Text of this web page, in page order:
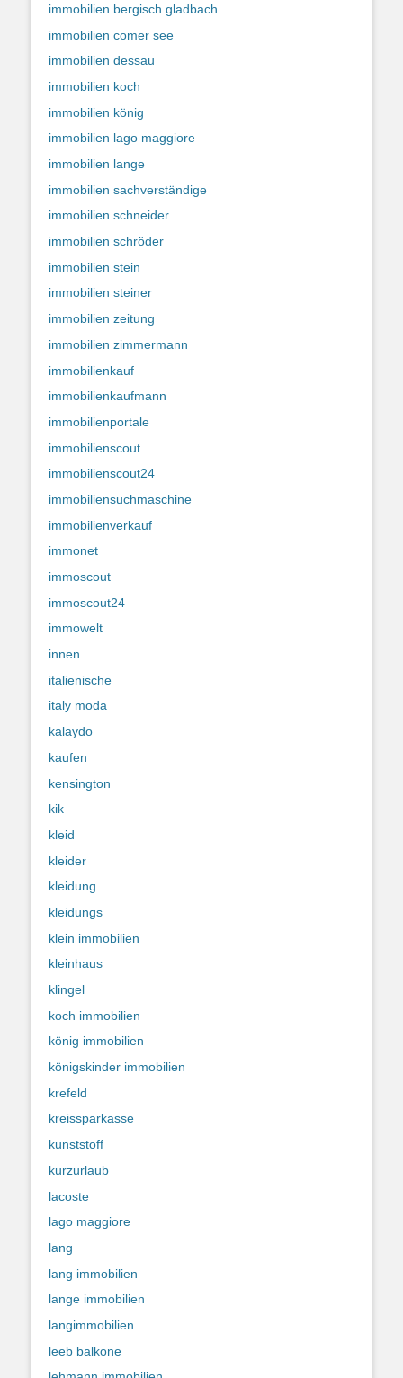
immobilien bergisch gladbach
immobilien comer see
immobilien dessau
immobilien koch
immobilien könig
immobilien lago maggiore
immobilien lange
immobilien sachverständige
immobilien schneider
immobilien schröder
immobilien stein
immobilien steiner
immobilien zeitung
immobilien zimmermann
immobilienkauf
immobilienkaufmann
immobilienportale
immobilienscout
immobilienscout24
immobiliensuchmaschine
immobilienverkauf
immonet
immoscout
immoscout24
immowelt
innen
italienische
italy moda
kalaydo
kaufen
kensington
kik
kleid
kleider
kleidung
kleidungs
klein immobilien
kleinhaus
klingel
koch immobilien
könig immobilien
königskinder immobilien
krefeld
kreissparkasse
kunststoff
kurzurlaub
lacoste
lago maggiore
lang
lang immobilien
lange immobilien
langimmobilien
leeb balkone